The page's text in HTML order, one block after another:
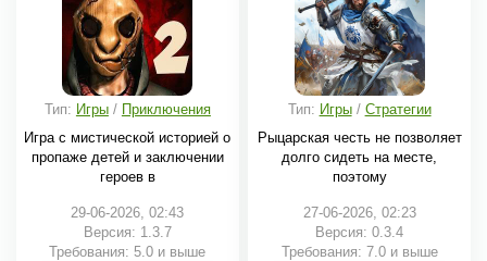
Тип: Игры/ Приключения
Игра с мистической историей о
пропаже детей и заключении
героев в
29-06-2026, 02:43
Версия: 1.3.7
Требования: 5.0 и выше
Тип: Игры/ Стратегии
Рыцарская честь не позволяет
долго сидеть на месте,
поэтому
27-06-2026, 02:23
Версия: 0.3.4
Требования: 7.0 и выше